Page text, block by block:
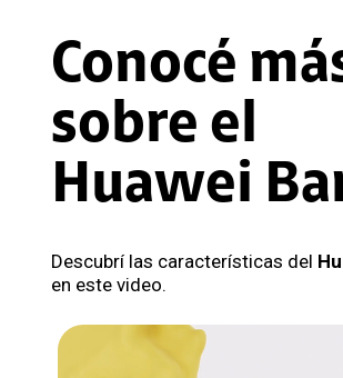
Conocé
sobre el
Huawei
Descubrí las características del
en este video.